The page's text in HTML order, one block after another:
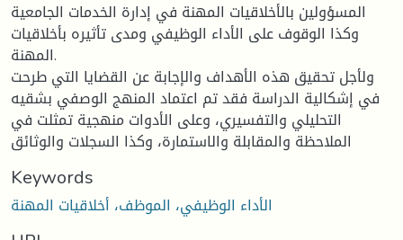
المسؤولين بالأخلاقيات المهنة في إدارة الخدمات الجامعية
وكذا الوقوف على الأداء الوظيفي ومدى تأثيره بأخلاقيات
المهنة.
ولأجل تحقيق هذه الأهداف والإجابة عن القضايا التي طرحت
في إشكالية الدراسة فقد تم اعتماد المنهج الوصفي بشقيه
التحليلي والتفسيري، وعلى الأدوات منهجية تمثلت في
الملاحظة والمقابلة والاستمارة، وكذا السجلات والوثائق
Keywords
الأداء الوظيفي، الموظف، أخلاقيات المهنة